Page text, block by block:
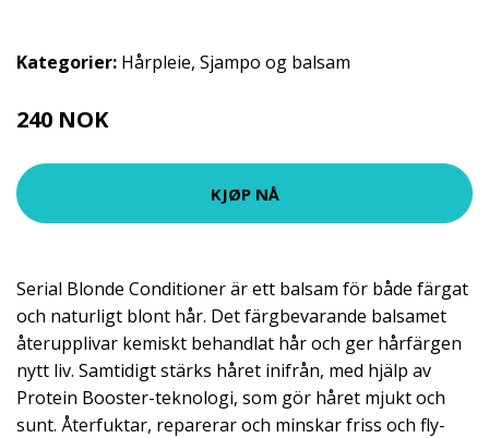
Kategorier: Hårpleie, Sjampo og balsam
240 NOK
KJØP NÅ
Serial Blonde Conditioner är ett balsam för både färgat
och naturligt blont hår. Det färgbevarande balsamet
återupplivar kemiskt behandlat hår och ger hårfärgen
nytt liv. Samtidigt stärks håret inifrån, med hjälp av
Protein Booster-teknologi, som gör håret mjukt och
sunt. Återfuktar, reparerar och minskar friss och fly-